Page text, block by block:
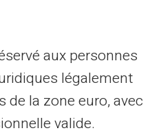
aux personnes
légalement
la zone euro, avec
valide.